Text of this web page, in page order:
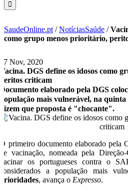
SaudeOnline.pt /NotíciasSaúde /
como grupo menos prioritário,
27 Nov, 2020
Vacina. DGS define os idosos como
peritos criticam
Documento elaborado pela DGS
população mais vulnerável, na
dizem que proposta é "chocante".
O primeiro documento elaborado pela
de vacinação, nomeada pela
vacinar os portugueses contra o
considerados a população mais
prioridades, avança o Expresso.